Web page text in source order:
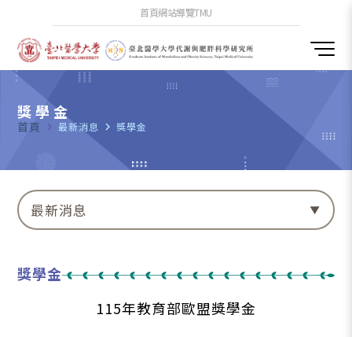
首頁網站導覽TMU
獎學金
首頁 navigate_next 最新消息 navigate_next 獎學金
最新消息
獎學金
115年教育部歐盟獎學金